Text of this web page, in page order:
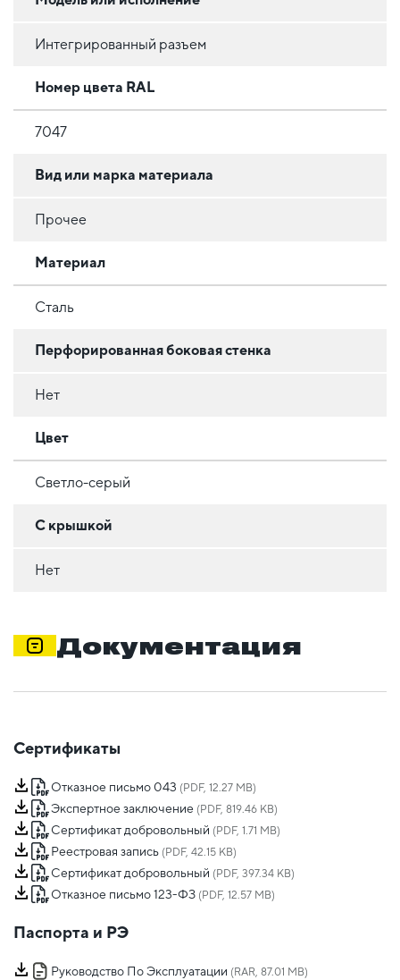
Интегрированный разъем
Номер цвета RAL
7047
Вид или марка материала
Прочее
Материал
Сталь
Перфорированная боковая стенка
Нет
Цвет
Светло-серый
С крышкой
Нет
Документация
Сертификаты
Отказное письмо 043 (PDF, 12.27 MB)
Экспертное заключение (PDF, 819.46 KB)
Сертификат добровольный (PDF, 1.71 MB)
Реестровая запись (PDF, 42.15 KB)
Сертификат добровольный (PDF, 397.34 KB)
Отказное письмо 123-ФЗ (PDF, 12.57 MB)
Паспорта и РЭ
Руководство По Эксплуатации (RAR, 87.01 MB)